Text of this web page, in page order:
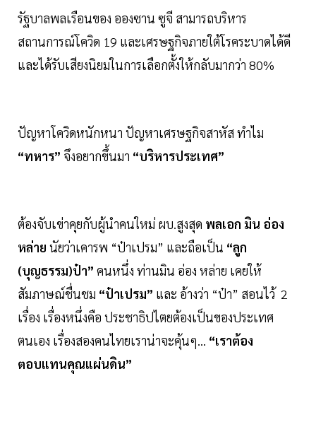
รัฐบาลพลเรือนของ อองซาน ซูจี สามารถบริหาร
สถานการณ์โควิด 19 และเศรษฐกิจภายใต้โรคระบาดได้ดี
และได้รับเสียงนิยมในการเลือกตั้งให้กลับมากว่า 80%
ปัญหาโควิดหนักหนา ปัญหาเศรษฐกิจสาหัส ทำไม
“ทหาร” จึงอยากขึ้นมา “บริหารประเทศ”
ต้องจับเข่าคุยกับผู้นำคนใหม่ ผบ.สูงสุด พลเอก มิน อ่อง
หล่าย นัยว่าเคารพ “ป๋าเปรม” และถือเป็น “ลูก
(บุญธรรม)ป๋า” คนหนึ่ง ท่านมิน อ่อง หล่าย เคยให้
สัมภาษณ์ชื่นชม “ป๋าเปรม” และ อ้างว่า “ป๋า” สอนไว้ 2
เรื่อง เรื่องหนึ่งคือ ประชาธิปไตยต้องเป็นของประเทศ
ตนเอง เรื่องสองคนไทยเราน่าจะคุ้นๆ... “เราต้อง
ตอบแทนคุณแผ่นดิน”